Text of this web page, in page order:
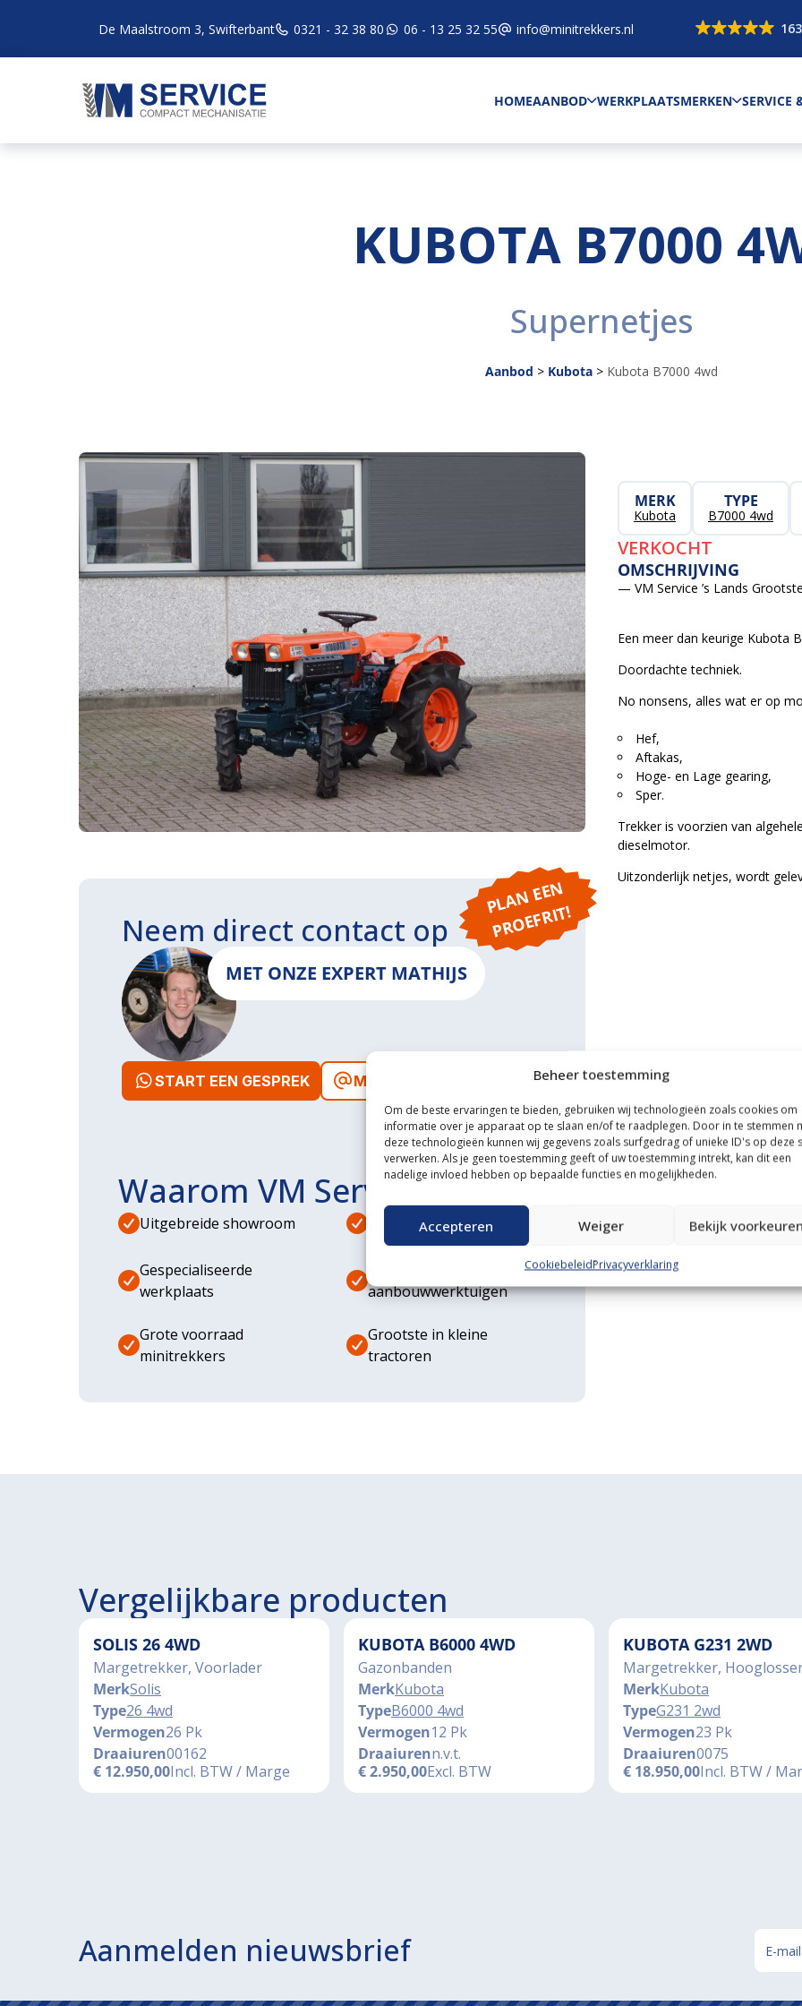
Beheer toestemming
Om de beste ervaringen te bieden, gebruiken wij technologieën zoals cookies om
informatie over je apparaat op te slaan en/of te raadplegen. Door in te stemmen
deze technologieën kunnen wij gegevens zoals surfgedrag of unieke ID's op deze
verwerken. Als je geen toestemming geeft of uw toestemming intrekt, kan dit een
nadelige invloed hebben op bepaalde functies en mogelijkheden.
Accepteren Weiger Bekijk
CookiebeleidPrivacyverklaring
De Maalstroom 3, Swifterbant 0321 - 32 38 80 06 - 13 25 32 55 info@minitrekkers.nl
HOMEAANBOD WERKPLAATSMERKEN SERVICE
KUBOTA B7000
Supernetjes
Aanbod > Kubota > Kubota B7000 4wd
MERK
Kubota
TYPE
B7000 4wd
VERKOCHT
OMSCHRIJVING
— VM Service ’s Lands
Een meer dan keurige Kubota
Doordachte techniek.
No nonsens, alles wat er op
Hef,
Aftakas,
Hoge- en Lage gearing,
Sper.
Trekker is voorzien van
dieselmotor.
Uitzonderlijk netjes, wordt
P
L
A
N
E
E
N
P
R
O
E
F
RI
T!
Neem direct contact op
MET ONZE EXPERT MATHIJS
START EEN GESPREK MAIL ONS
Waarom VM Service
Uitgebreide showroom Eigen transportservice
Gespecialiseerde
werkplaats
aanbouwwerktuigen
Grote voorraad
minitrekkers
Grootste in kleine
tractoren
Vergelijkbare producten
SOLIS 26 4WD
Margetrekker, Voorlader
MerkSolis
Type26 4wd
Vermogen26 Pk
Draaiuren00162
€ 12.950,00Incl. BTW / Marge
KUBOTA B6000 4WD
Gazonbanden
MerkKubota
TypeB6000 4wd
Vermogen12 Pk
Draaiurenn.v.t.
€2.950,00Excl. BTW
KUBOTA G231 2WD
Margetrekker,
MerkKubota
TypeG231 2wd
Vermogen23 Pk
Draaiuren0075
€ 18.950,00Incl. BTW /
Aanmelden nieuwsbrief